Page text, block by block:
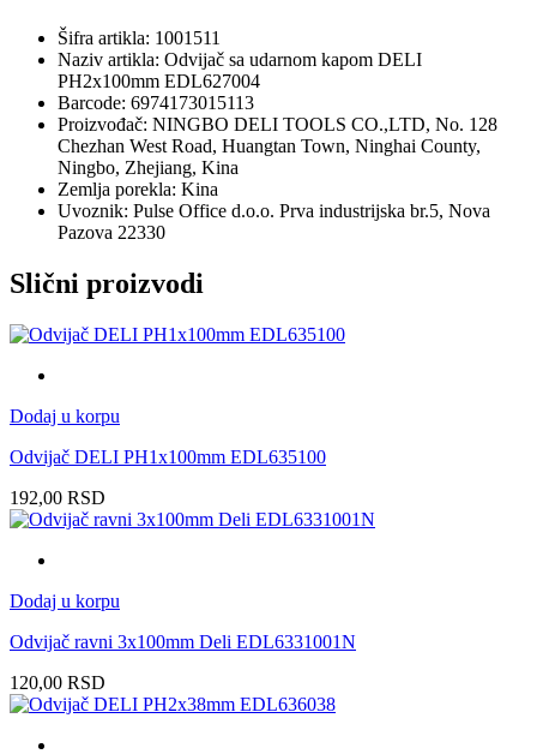
Šifra artikla: 1001511
Naziv artikla: Odvijač sa udarnom kapom DELI
PH2x100mm EDL627004
Barcode: 6974173015113
Proizvođač: NINGBO DELI TOOLS CO.,LTD, No. 128
Chezhan West Road, Huangtan Town, Ninghai County,
Ningbo, Zhejiang, Kina
Zemlja porekla: Kina
Uvoznik: Pulse Office d.o.o. Prva industrijska br.5, Nova
Pazova 22330
Slični proizvodi
Dodaj u korpu
Odvijač DELI PH1x100mm EDL635100
192,00 RSD
Dodaj u korpu
Odvijač ravni 3x100mm Deli EDL6331001N
120,00 RSD